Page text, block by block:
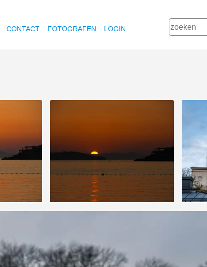
CONTACT FOTOGRAFEN LOGIN